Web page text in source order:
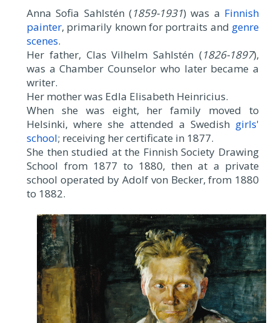
Anna Sofia Sahlstén (1859-1931) was a Finnish
painter, primarily known for portraits and genre
scenes.
Her father, Clas Vilhelm Sahlstén (1826-1897),
was a Chamber Counselor who later became a
writer.
Her mother was Edla Elisabeth Heinricius.
When she was eight, her family moved to
Helsinki, where she attended a Swedish girls'
school; receiving her certificate in 1877.
She then studied at the Finnish Society Drawing
School from 1877 to 1880, then at a private
school operated by Adolf von Becker, from 1880
to 1882.